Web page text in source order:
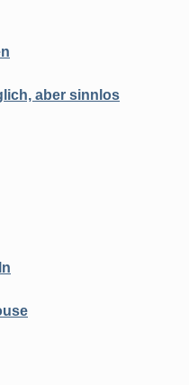
aber sinnlos